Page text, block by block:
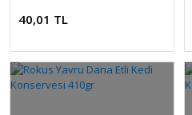
40,01 TL